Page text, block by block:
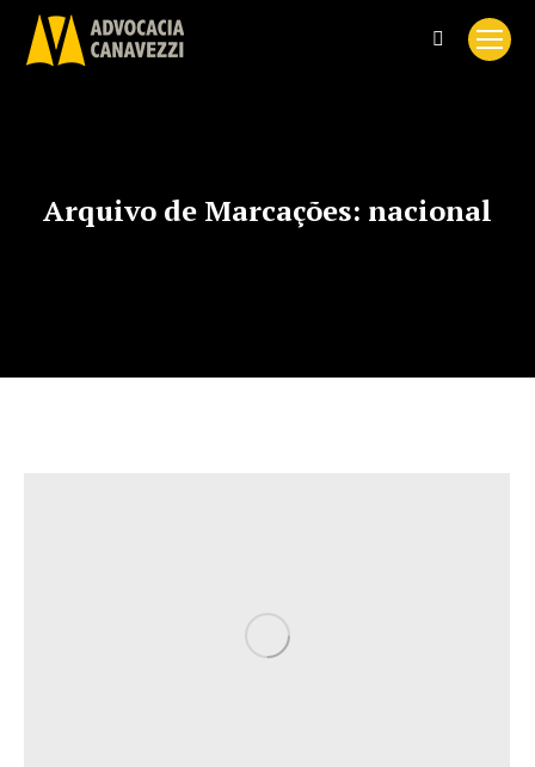
Search:
Arquivo de Marcações: nacional